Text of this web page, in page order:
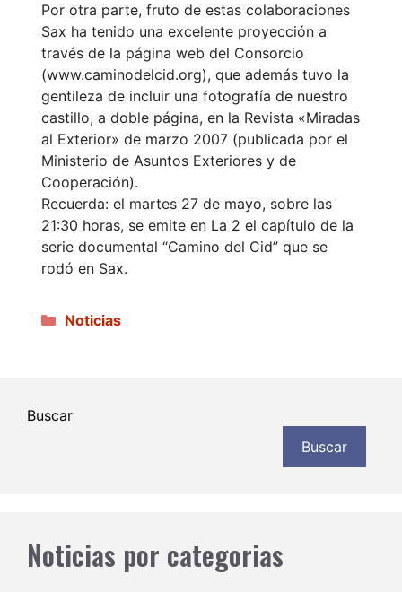
Por otra parte, fruto de estas colaboraciones
Sax ha tenido una excelente proyección a
través de la página web del Consorcio
(www.caminodelcid.org), que además tuvo la
gentileza de incluir una fotografía de nuestro
castillo, a doble página, en la Revista «Miradas
al Exterior» de marzo 2007 (publicada por el
Ministerio de Asuntos Exteriores y de
Cooperación).
Recuerda: el martes 27 de mayo, sobre las
21:30 horas, se emite en La 2 el capítulo de la
serie documental “Camino del Cid” que se
rodó en Sax.
Categorías
Noticias
Buscar
Buscar
Noticias por categorias